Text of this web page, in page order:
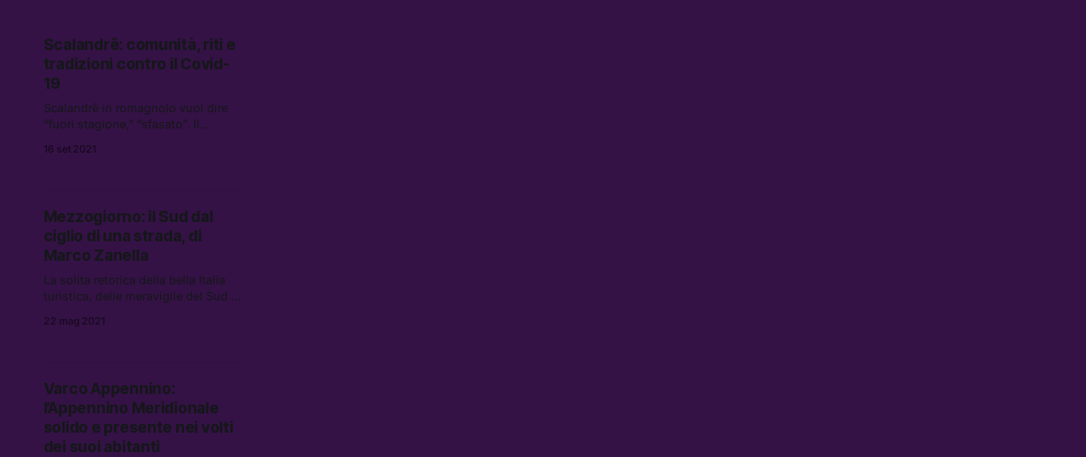
Scalandrê: comunità, riti e
tradizioni contro il Covid-
19
Scalandrê in romagnolo vuol dire
“fuori stagione,” “sfasato”. Il
la piccola comunità di una cittadina
pandemia
16 set 2021
Mezzogiorno: il Sud dal
ciglio di una strada, di
Marco Zanella
La solita retorica della bella Italia
turistica, delle meraviglie del Sud e
lavorato per costruire tutto ciò,
non a quello che è. Non mi
affascina la bellezza ma l’
22 mag 2021
Varco Appennino:
l’Appennino Meridionale
solido e presente nei volti
dei suoi abitanti